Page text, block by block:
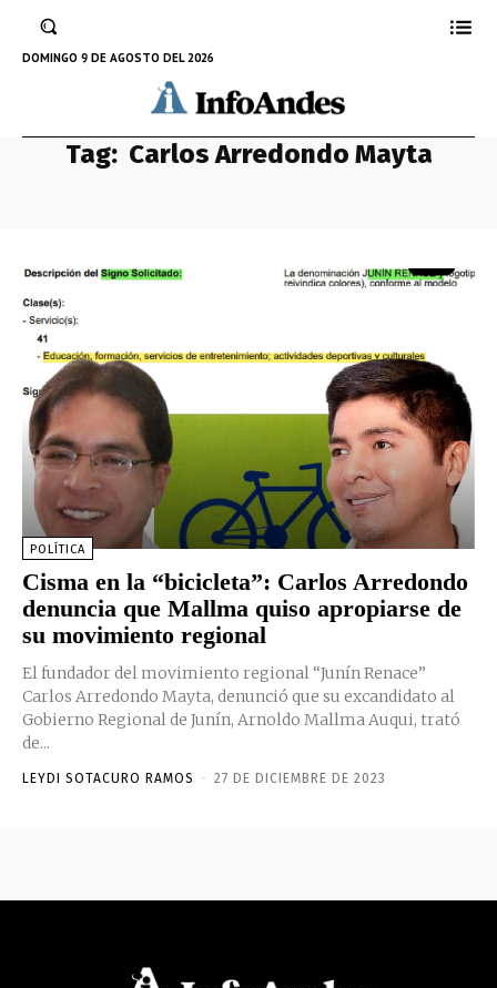
DOMINGO 9 DE AGOSTO DEL 2026
Tag: Carlos Arredondo Mayta
POLÍTICA
Cisma en la “bicicleta”: Carlos Arredondo
denuncia que Mallma quiso apropiarse de
su movimiento regional
El fundador del movimiento regional “Junín Renace”
Carlos Arredondo Mayta, denunció que su excandidato al
Gobierno Regional de Junín, Arnoldo Mallma Auqui, trató
de...
LEYDI SOTACURO RAMOS - 27 DE DICIEMBRE DE 2023